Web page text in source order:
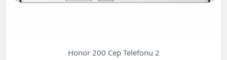
Honor 200 Cep Telefonu 2